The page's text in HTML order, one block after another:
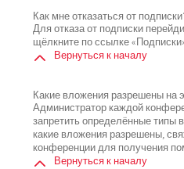
Как мне отказаться от
Для отказа от подписки
щёлкните по ссылке
Вернуться к началу
Какие вложения разрешены на
Администратор каждой
запретить определённые типы
какие вложения разрешены,
конференции для получения
Вернуться к началу